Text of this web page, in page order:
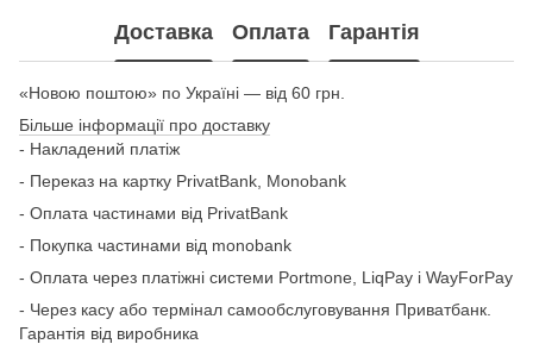
Доставка Оплата Гарантія
«Новою поштою» по Україні — від 60 грн.
Більше інформації про доставку
- Накладений платіж
- Переказ на картку PrivatBank, Monobank
- Оплата частинами від PrivatBank
- Покупка частинами від monobank
- Оплата через платіжні системи Portmone, LiqPay і WayForPay
- Через касу або термінал самообслуговування Приватбанк.
Гарантія від виробника